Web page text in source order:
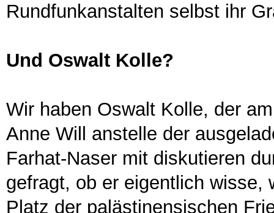
Rundfunkanstalten selbst ihr
Und Oswalt Kolle?
Wir haben Oswalt Kolle, der
Anne Will anstelle der
Farhat-Naser mit diskutieren
gefragt, ob er eigentlich wisse,
Platz der palästinensischen